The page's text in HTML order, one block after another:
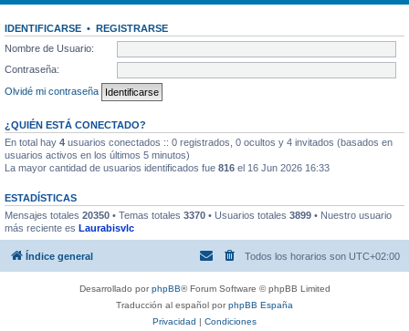
IDENTIFICARSE • REGISTRARSE
Nombre de Usuario:
Contraseña:
Olvidé mi contraseña
¿QUIÉN ESTÁ CONECTADO?
En total hay 4 usuarios conectados :: 0 registrados, 0 ocultos y 4 invitados (basados en
usuarios activos en los últimos 5 minutos)
La mayor cantidad de usuarios identificados fue 816 el 16 Jun 2026 16:33
ESTADÍSTICAS
Mensajes totales 20350 • Temas totales 3370 • Usuarios totales 3899 • Nuestro usuario
más reciente es Laurabisvlc
Índice general Todos los horarios son UTC+02:00
Desarrollado porphpBB® Forum Software © phpBB Limited
Traducción al español porphpBB España
Privacidad | Condiciones